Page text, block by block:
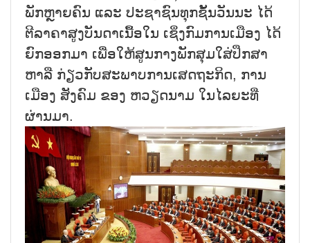
ພັກຫຼາຍຄົນ ແລະ ປະຊາຊົນທຸກຊັ້ນວັນນະ ໄດ້
ຕີລາຄາສູງບັນດາເນື້ອໃນ ເຊິ່ງກົມການເມືອງ ໄດ້
ຍົກອອກມາ ເພື່ອໃຫ້ສູນກາງພັກສຸມໃສ່ປຶກສາ
ຫາລື ກ່ຽວກັບສະພາບການເສດຖະກິດ, ການ
ເມືອງ ສັງຄົມ ຂອງ ຫວຽດນາມ ໃນໄລຍະທີ່
ຜ່ານມາ.